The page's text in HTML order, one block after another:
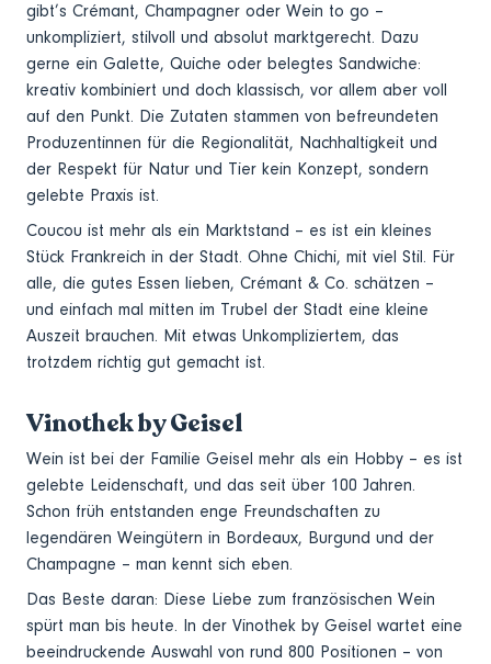
gibt’s Crémant, Champagner oder Wein to go –
unkompliziert, stilvoll und absolut marktgerecht. Dazu
gerne ein Galette, Quiche oder belegtes Sandwiche:
kreativ kombiniert und doch klassisch, vor allem aber voll
auf den Punkt. Die Zutaten stammen von befreundeten
Produzentinnen für die Regionalität, Nachhaltigkeit und
der Respekt für Natur und Tier kein Konzept, sondern
gelebte Praxis ist.
Coucou ist mehr als ein Marktstand – es ist ein kleines
Stück Frankreich in der Stadt. Ohne Chichi, mit viel Stil. Für
alle, die gutes Essen lieben, Crémant & Co. schätzen –
und einfach mal mitten im Trubel der Stadt eine kleine
Auszeit brauchen. Mit etwas Unkompliziertem, das
trotzdem richtig gut gemacht ist.
Vinothek by Geisel
Wein ist bei der Familie Geisel mehr als ein Hobby – es ist
gelebte Leidenschaft, und das seit über 100 Jahren.
Schon früh entstanden enge Freundschaften zu
legendären Weingütern in Bordeaux, Burgund und der
Champagne – man kennt sich eben.
Das Beste daran: Diese Liebe zum französischen Wein
spürt man bis heute. In der Vinothek by Geisel wartet eine
beeindruckende Auswahl von rund 800 Positionen – von